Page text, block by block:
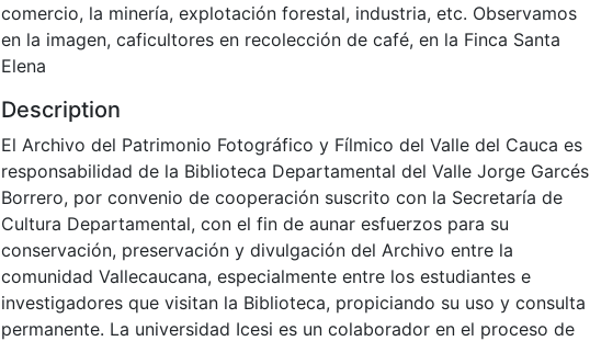
comercio, la minería, explotación forestal, industria, etc. Observamos
en la imagen, caficultores en recolección de café, en la Finca Santa
Elena
Description
El Archivo del Patrimonio Fotográfico y Fílmico del Valle del Cauca es
responsabilidad de la Biblioteca Departamental del Valle Jorge Garcés
Borrero, por convenio de cooperación suscrito con la Secretaría de
Cultura Departamental, con el fin de aunar esfuerzos para su
conservación, preservación y divulgación del Archivo entre la
comunidad Vallecaucana, especialmente entre los estudiantes e
investigadores que visitan la Biblioteca, propiciando su uso y consulta
permanente. La universidad Icesi es un colaborador en el proceso de